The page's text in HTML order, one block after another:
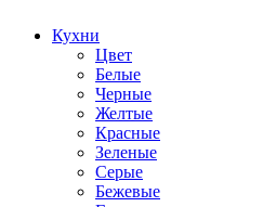
Кухни
Цвет
Белые
Черные
Желтые
Красные
Зеленые
Серые
Бежевые